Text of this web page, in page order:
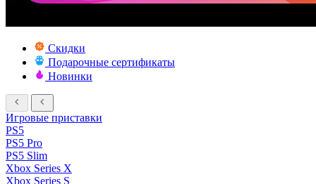
Скидки
Подарочные сертификаты
Новинки
Игровые приставки
PS5
PS5 Pro
PS5 Slim
Xbox Series X
Xbox Series S